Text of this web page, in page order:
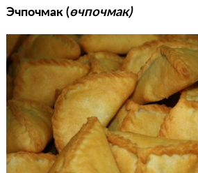
Эчпочмак (өчпочмак)